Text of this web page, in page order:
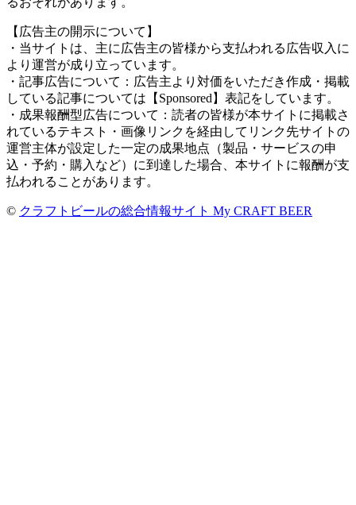
【広告主の開示について】
・当サイトは、主に広告主の皆様から支払われる広告収入に
より運営が成り立っています。
・記事広告について：広告主より対価をいただき作成・掲載
している記事については【Sponsored】表記をしています。
・成果報酬型広告について：読者の皆様が本サイトに掲載さ
れているテキスト・画像リンクを経由してリンク先サイトの
運営主体が設定した一定の成果地点（製品・サービスの申
込・予約・購入など）に到達した場合、本サイトに報酬が支
払われることがあります。
© クラフトビールの総合情報サイト My CRAFT BEER